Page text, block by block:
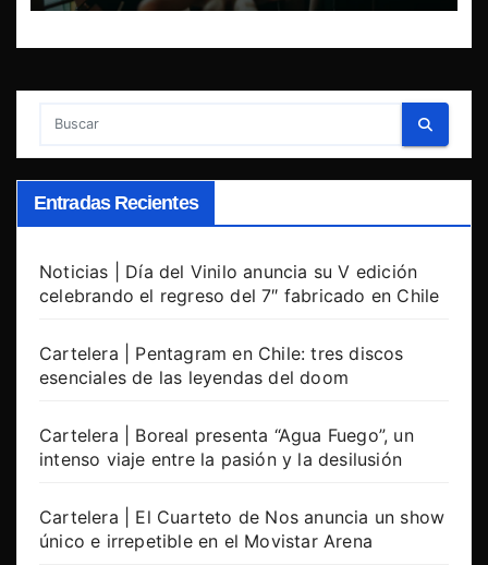
Entradas Recientes
Noticias | Día del Vinilo anuncia su V edición
celebrando el regreso del 7″ fabricado en Chile
Cartelera | Pentagram en Chile: tres discos
esenciales de las leyendas del doom
Cartelera | Boreal presenta “Agua Fuego”, un
intenso viaje entre la pasión y la desilusión
Cartelera | El Cuarteto de Nos anuncia un show
único e irrepetible en el Movistar Arena